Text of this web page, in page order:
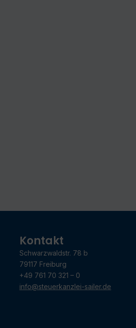
Kontakt
Schwarzwaldstr. 78 b
79117 Freiburg
+49 761 70 321 – 0
info@steuerkanzlei-sailer.de